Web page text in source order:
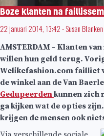
Boze klanten na
22 januari 2014, 13:42-Susan Blanken
AMSTERDAM – Klanten
willen hun geld terug.
Welikefashion.com failliet
de winkel aan de Van
Gedupeerdenkunnen zich
ga kijken wat de opties
krijgen de mensen ook